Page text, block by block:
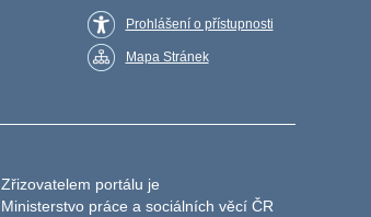
Prohlášení o přístupnosti
Mapa Stránek
Zřizovatelem portálu je
Ministerstvo práce a sociálních věcí ČR